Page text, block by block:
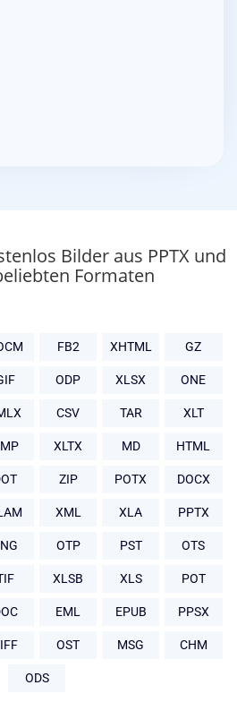
Bilder aus PPTX und
Formaten
FB2 XHTML GZ
ODP XLSX ONE
CSV TAR XLT
XLTX MD HTML
ZIP POTX DOCX
XML XLA PPTX
OTP PST OTS
XLSB XLS POT
EML EPUB PPSX
OST MSG CHM
ODS